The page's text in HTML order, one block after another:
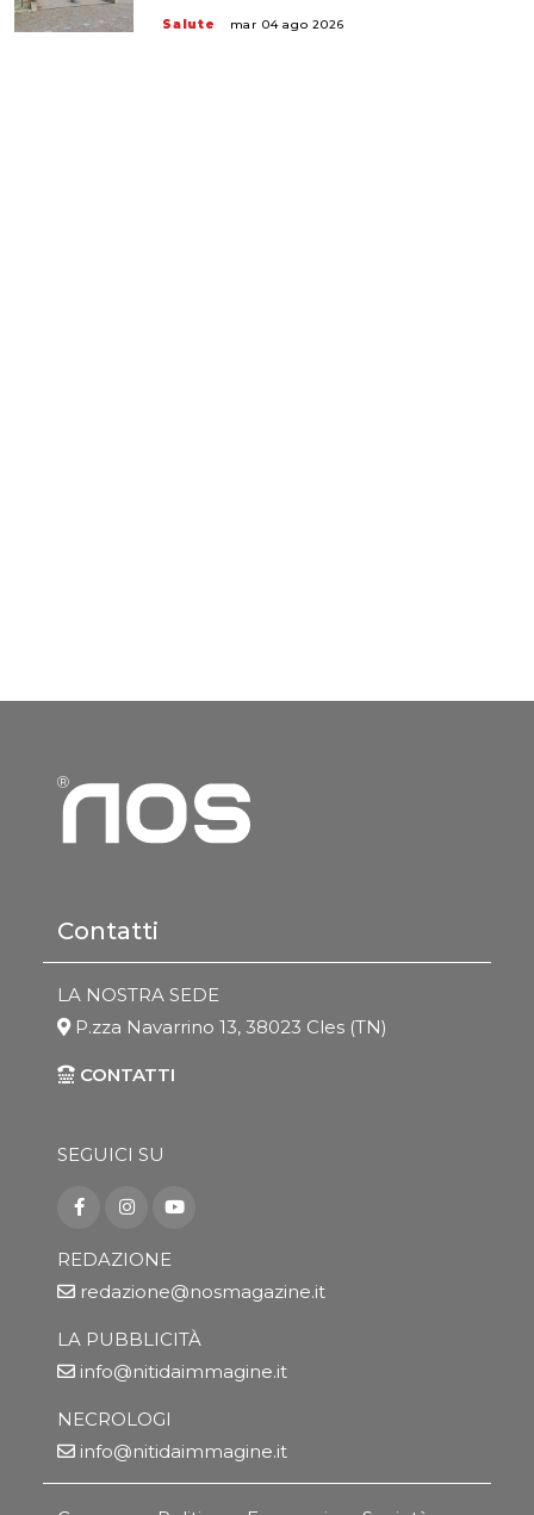
Salute mar 04 ago 2026
Contatti
LA NOSTRA SEDE
P.zza Navarrino 13, 38023 Cles (TN)
CONTATTI
SEGUICI SU
REDAZIONE
redazione@nosmagazine.it
LA PUBBLICITÀ
info@nitidaimmagine.it
NECROLOGI
info@nitidaimmagine.it